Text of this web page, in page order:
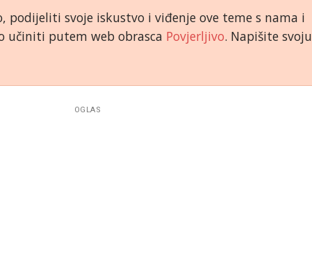
podijeliti svoje iskustvo i viđenje ove teme s nama i
učiniti putem web obrasca Povjerljivo. Napišite svoju
OGLAS